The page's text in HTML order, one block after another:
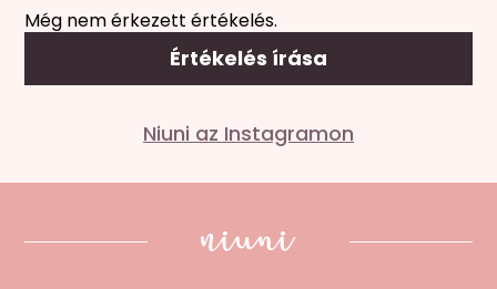
Még nem érkezett értékelés.
Értékelés írása
Az e-mail címet nem tesszük közzé.
1 / 5 csillag2 / 5 csillag3 / 5 csillag 4 / 5 csillag5
Niuni az Instagramon